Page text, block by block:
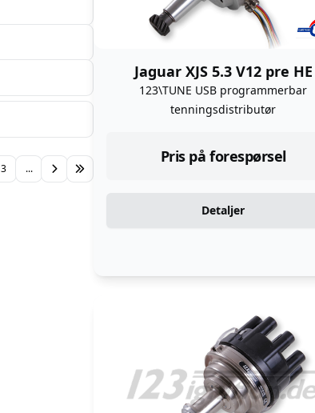
3 ...
Jaguar XJS 5.3 V12 pre HE
123\TUNE USB programmerbar
tenningsdistributør
Pris på forespørsel
Detaljer